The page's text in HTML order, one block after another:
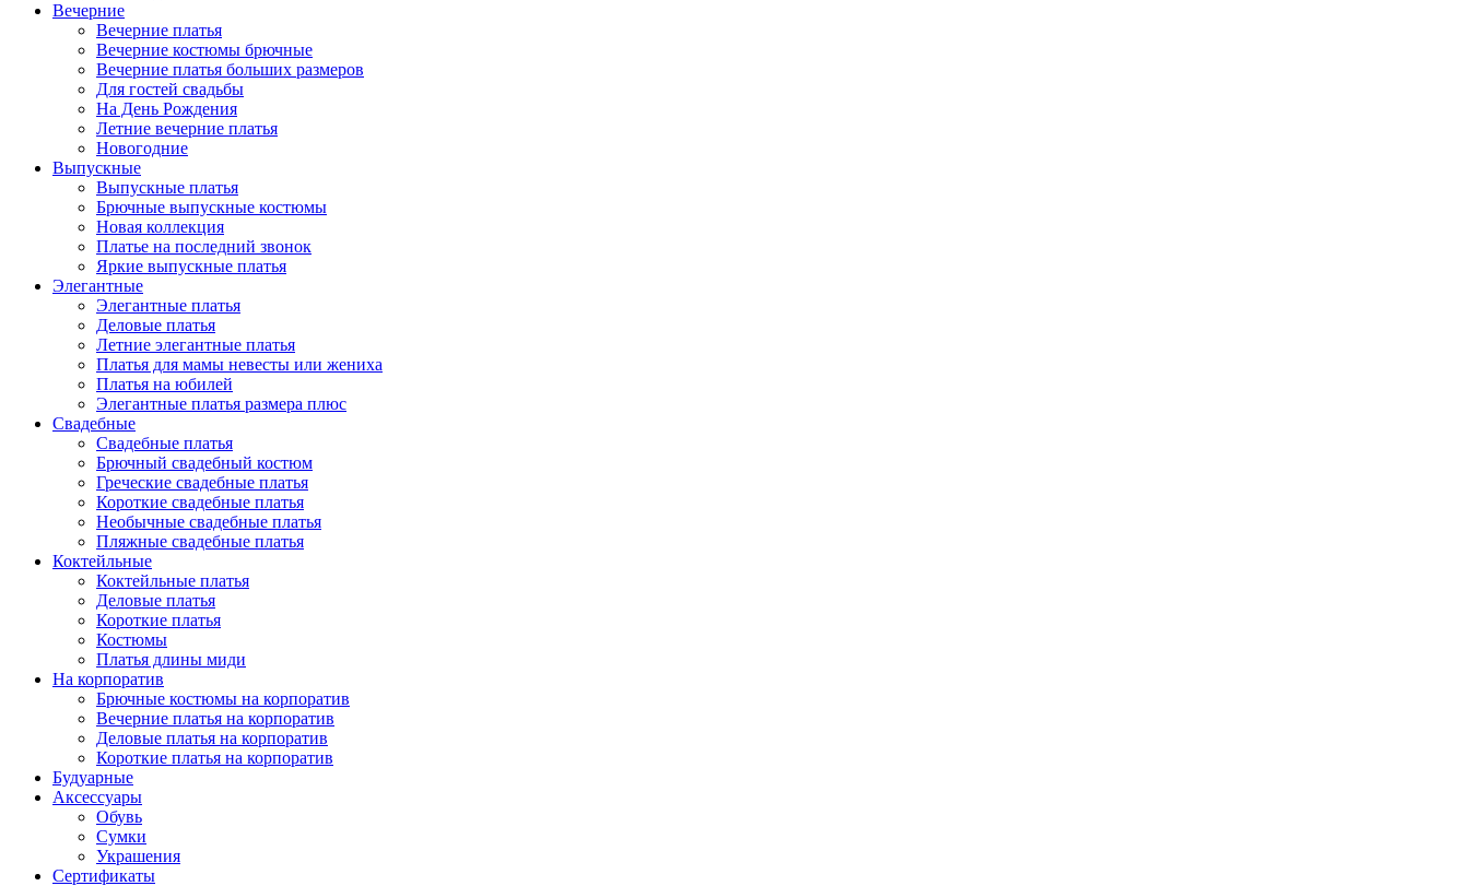
Вечерние
Вечерние платья
Вечерние костюмы брючные
Вечерние платья больших размеров
Для гостей свадьбы
На День Рождения
Летние вечерние платья
Новогодние
Выпускные
Выпускные платья
Брючные выпускные костюмы
Новая коллекция
Платье на последний звонок
Яркие выпускные платья
Элегантные
Элегантные платья
Деловые платья
Летние элегантные платья
Платья для мамы невесты или жениха
Платья на юбилей
Элегантные платья размера плюс
Свадебные
Свадебные платья
Брючный свадебный костюм
Греческие свадебные платья
Короткие свадебные платья
Необычные свадебные платья
Пляжные свадебные платья
Коктейльные
Коктейльные платья
Деловые платья
Короткие платья
Костюмы
Платья длины миди
На корпоратив
Брючные костюмы на корпоратив
Вечерние платья на корпоратив
Деловые платья на корпоратив
Короткие платья на корпоратив
Будуарные
Аксессуары
Обувь
Сумки
Украшения
Сертификаты